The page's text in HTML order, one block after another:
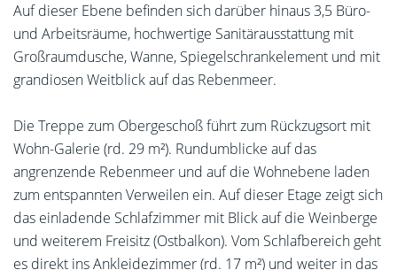
Auf dieser Ebene befinden sich darüber hinaus 3,5 Büro-
und Arbeitsräume, hochwertige Sanitärausstattung mit
Großraumdusche, Wanne, Spiegelschrankelement und mit
grandiosen Weitblick auf das Rebenmeer.
Die Treppe zum Obergeschoß führt zum Rückzugsort mit
Wohn-Galerie (rd. 29 m²). Rundumblicke auf das
angrenzende Rebenmeer und auf die Wohnebene laden
zum entspannten Verweilen ein. Auf dieser Etage zeigt sich
das einladende Schlafzimmer mit Blick auf die Weinberge
und weiterem Freisitz (Ostbalkon). Vom Schlafbereich geht
es direkt ins Ankleidezimmer (rd. 17 m²) und weiter in das